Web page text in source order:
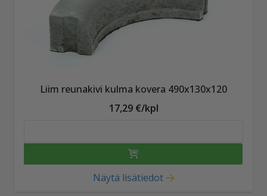
Liim reunakivi kulma kovera 490x130x120
17,29 €/kpl
Näytä lisätiedot